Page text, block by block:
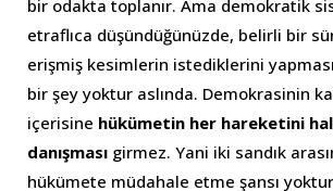
bir odakta toplanır. Ama demokratik
etraflıca düşündüğünüzde, belirli bir
erişmiş kesimlerin istediklerini
bir şey yoktur aslında. Demokrasinin
içerisine hükümetin her hareketini
danışması girmez. Yani iki sandık
hükümete müdahale etme şansı